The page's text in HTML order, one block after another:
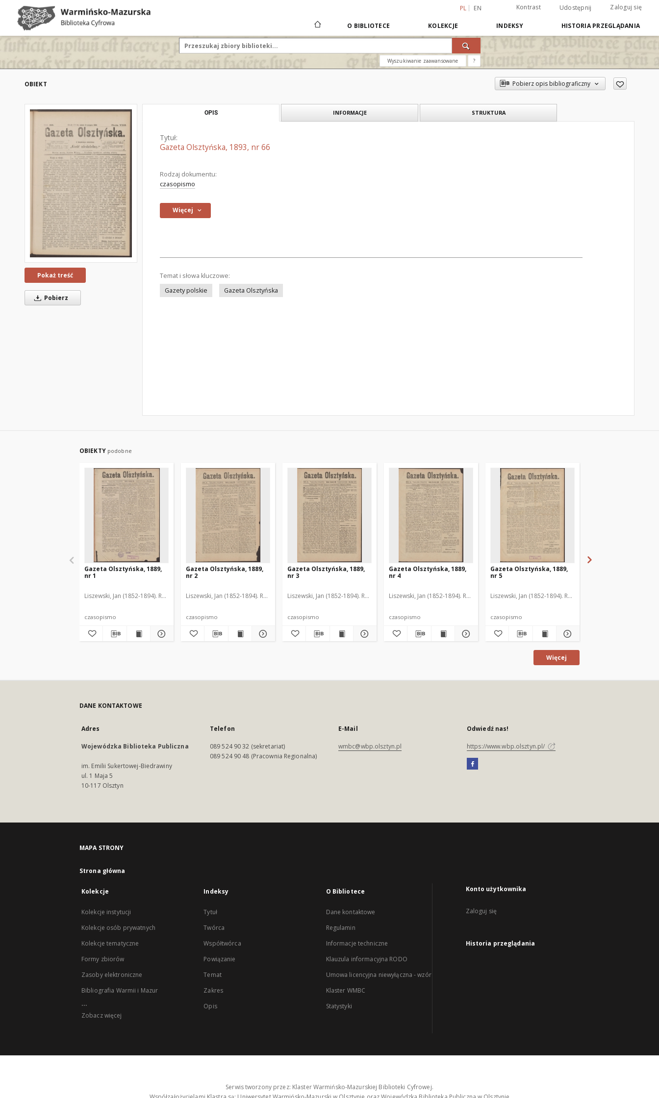
PL EN Kontrast Udostępnij Zaloguj się
O BIBLIOTECE KOLEKCJE INDEKSY HISTORIA PRZEGLĄDANIA
Wyszukiwanie zaawansowane ?
OBIEKT Pobierz opis bibliograficzny
Pokaż treść
Pobierz
OPIS INFORMACJE STRUKTURA
Tytuł:
Gazeta Olsztyńska, 1893, nr 66
Rodzaj dokumentu:
czasopismo
Więcej
Temat i słowa kluczowe:
Gazety polskie
Gazeta Olsztyńska
OBIEKTY podobne
Gazeta Olsztyńska, 1889,
nr 1
Liszewski, Jan (1852-1894). Red.
czasopismo
Gazeta Olsztyńska, 1889,
nr 2
Liszewski, Jan (1852-1894). Red.
czasopismo
Gazeta Olsztyńska, 1889,
nr 3
Liszewski, Jan (1852-1894). Red.
czasopismo
Gazeta Olsztyńska, 1889,
nr 4
Liszewski, Jan (1852-1894). Red.
czasopismo
Gazeta Olsztyńska, 1889,
nr 5
Liszewski, Jan (1852-1894). Red.
czasopismo
Więcej
DANE KONTAKTOWE
Adres
Wojewódzka Biblioteka Publiczna
im. Emilii Sukertowej-Biedrawiny
ul. 1 Maja 5
10-117 Olsztyn
Telefon
089 524 90 32 (sekretariat)
089 524 90 48 (Pracownia Regionalna)
E-Mail
wmbc@wbp.olsztyn.pl
Odwiedź nas!
https://www.wbp.olsztyn.pl/
MAPA STRONY
Strona główna
Kolekcje
Kolekcje instytucji
Kolekcje osób prywatnych
Kolekcje tematyczne
Formy zbiorów
Zasoby elektroniczne
Bibliografia Warmii i Mazur
...
Zobacz więcej
Indeksy
Tytuł
Twórca
Współtwórca
Powiązanie
Temat
Zakres
Opis
O Bibliotece
Dane kontaktowe
Regulamin
Informacje techniczne
Klauzula informacyjna RODO
Umowa licencyjna niewyłączna - wzór
Klaster WMBC
Statystyki
Konto użytkownika
Zaloguj się
Historia przeglądania
Serwis tworzony przez: Klaster Warmińsko-Mazurskiej Biblioteki Cyfrowej.